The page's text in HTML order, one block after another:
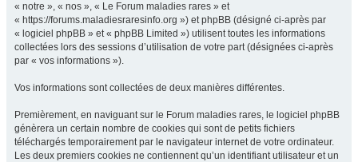
« notre », « nos », « Le Forum maladies rares » et
« https://forums.maladiesraresinfo.org ») et phpBB (désigné ci-après par
« logiciel phpBB » et « phpBB Limited ») utilisent toutes les informations
collectées lors des sessions d’utilisation de votre part (désignées ci-après
par « vos informations »).
Vos informations sont collectées de deux manières différentes.
Premièrement, en naviguant sur le Forum maladies rares, le logiciel phpBB
génèrera un certain nombre de cookies qui sont de petits fichiers
téléchargés temporairement par le navigateur internet de votre ordinateur.
Les deux premiers cookies ne contiennent qu’un identifiant utilisateur et un